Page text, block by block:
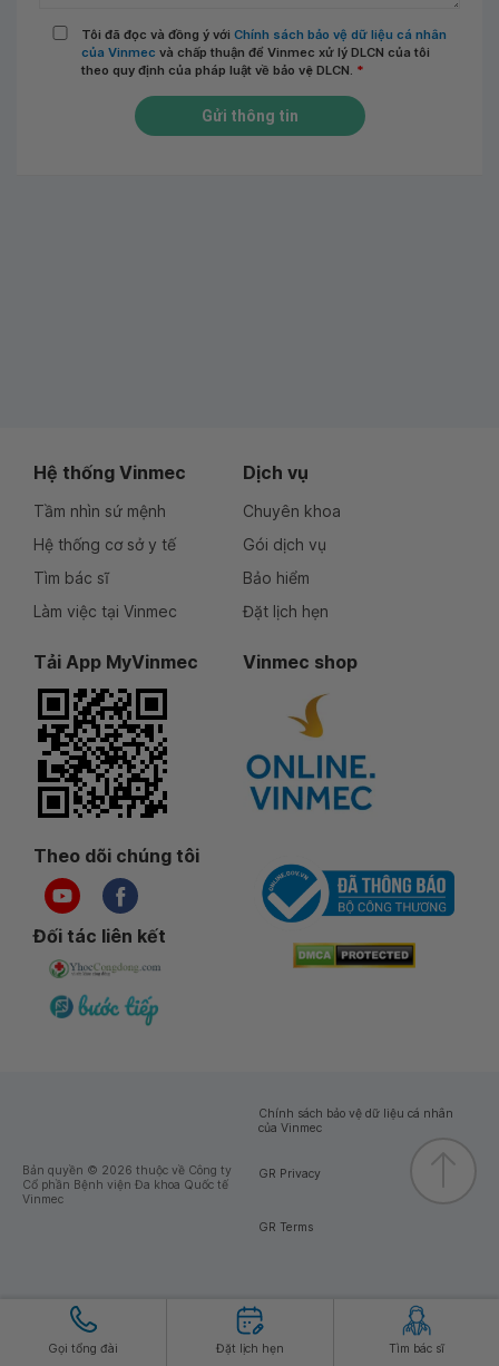
Tôi đã đọc và đồng ý với Chính sách bảo vệ dữ liệu cá nhân
của Vinmec và chấp thuận để Vinmec xử lý DLCN của tôi
theo quy định của pháp luật về bảo vệ DLCN. *
Gửi thông tin
Gọi tổng đài Đặt lịch hẹn Tìm bác sĩ
Hệ thống Vinmec
Tầm nhìn sứ mệnh
Hệ thống cơ sở y tế
Tìm bác sĩ
Làm việc tại Vinmec
Dịch vụ
Chuyên khoa
Gói dịch vụ
Bảo hiểm
Đặt lịch hẹn
Tải App MyVinmec Vinmec shop
Theo dõi chúng tôi
Đối tác liên kết
Bản quyền © 2026 thuộc về Công ty
Cổ phần Bệnh viện Đa khoa Quốc tế
Vinmec
Chính sách bảo vệ dữ liệu cá nhân
của Vinmec
GR Privacy
GR Terms